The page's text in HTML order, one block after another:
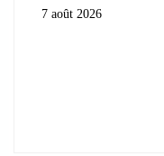
7 août 2026